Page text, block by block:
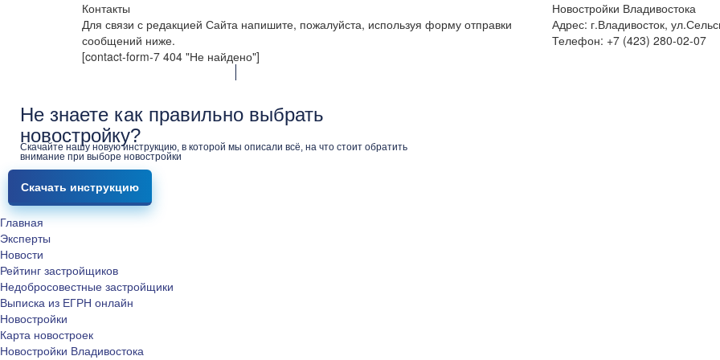
Контакты
Для связи с редакцией Сайта напишите, пожалуйста, используя форму отправки
сообщений ниже.
[contact-form-7 404 "Не найдено"]
Новостройки Владивостока
Адрес: г.Владивосток,
Телефон: +7 (423) 280-02-07
Не знаете как правильно выбрать
новостройку?
Скачайте нашу новую инструкцию, в которой мы описали всё, на что стоит обратить
внимание при выборе новостройки
Скачать инструкцию
Главная
Эксперты
Новости
Рейтинг застройщиков
Недобросовестные застройщики
Выписка из ЕГРН онлайн
Новостройки
Карта новостроек
Новостройки Владивостока